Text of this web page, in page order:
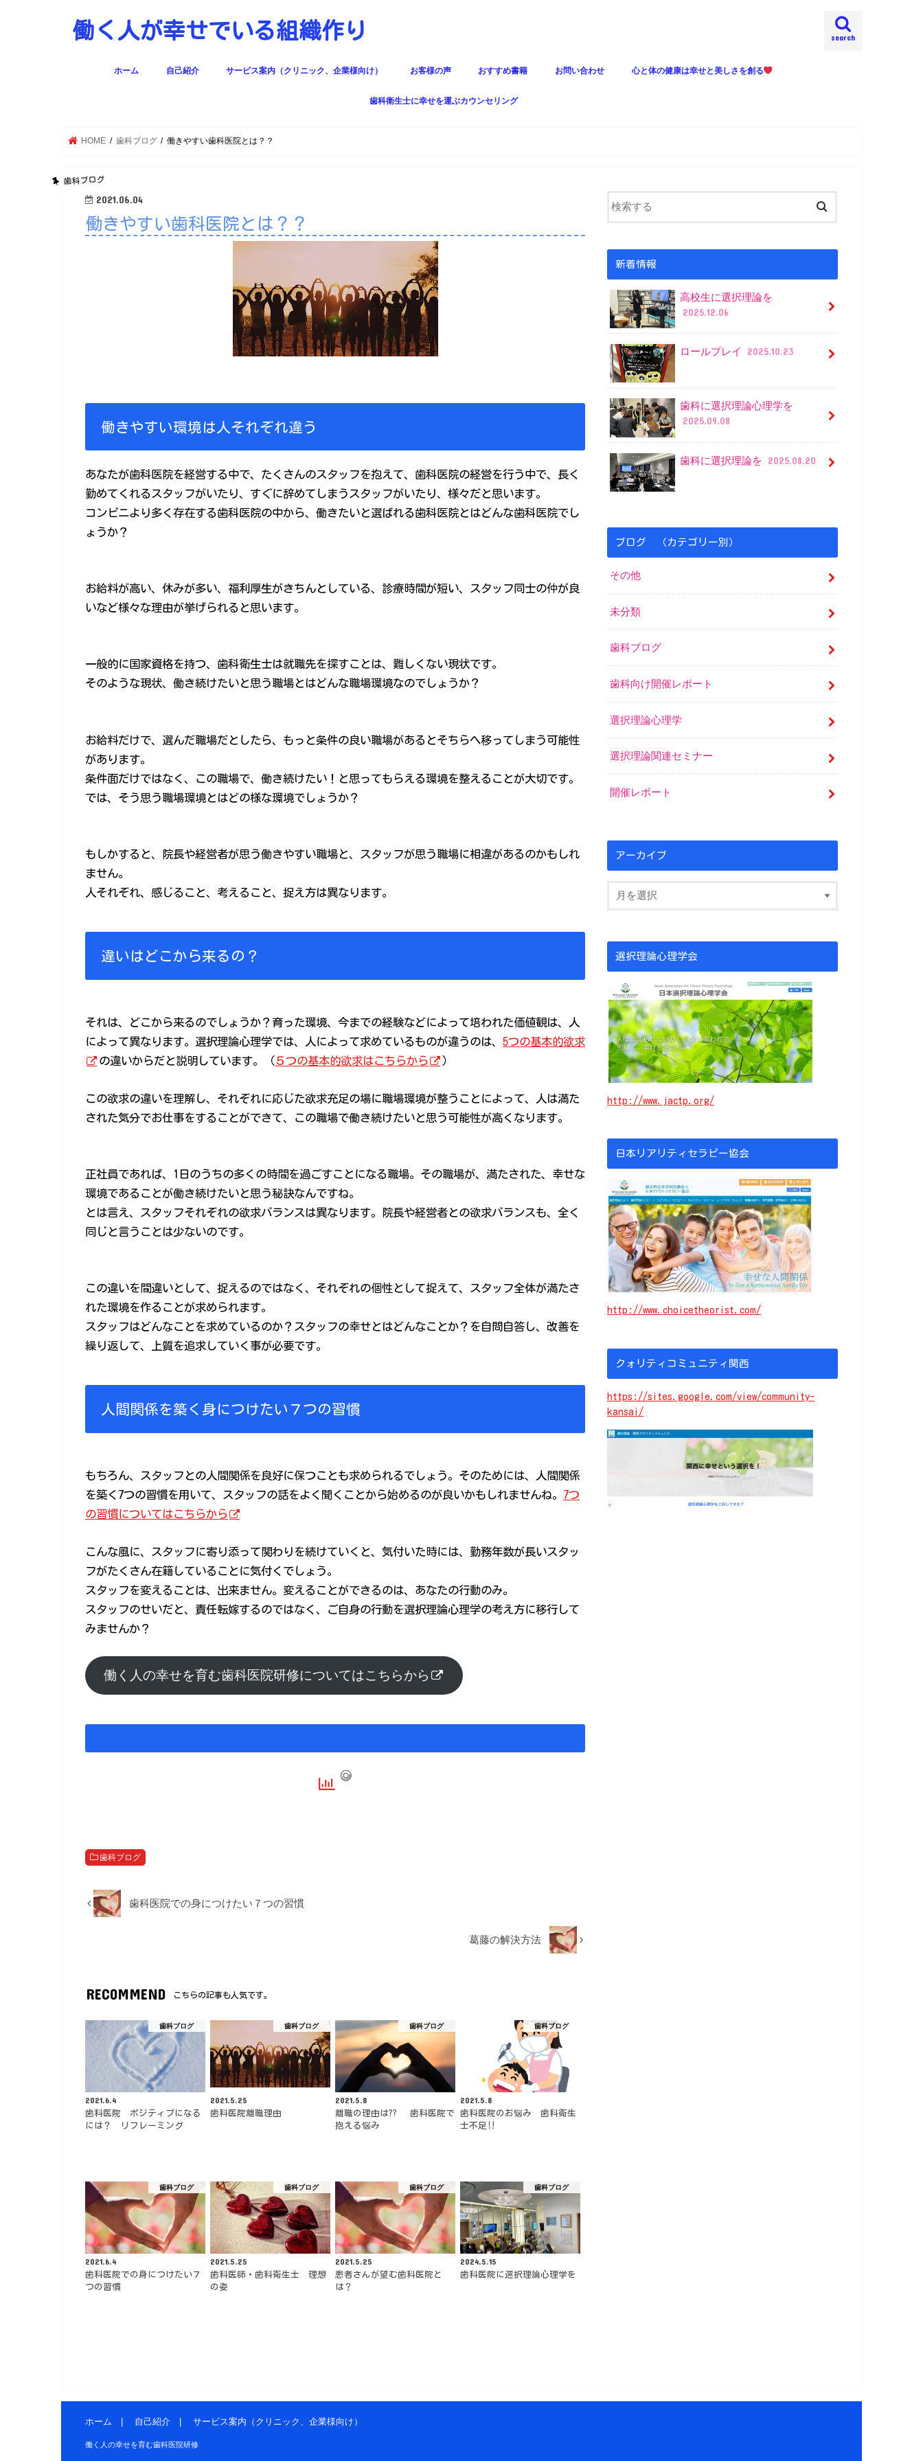
働く人が幸せでいる組織作り search
ホーム 自己紹介 サービス案内（クリニック、企業様向け） お客様の声 おすすめ書籍 お問い合わせ 心と体の健康は幸せと美しさを創る
歯科衛生士に幸せを運ぶカウンセリング
HOME 歯科ブログ 働きやすい歯科医院とは？？
歯科ブログ
2021.06.04
働きやすい歯科医院とは？？
働きやすい環境は人それぞれ違う
あなたが歯科医院を経営する中で、たくさんのスタッフを抱えて、歯科医院の経営を行う中で、長く
勤めてくれるスタッフがいたり、すぐに辞めてしまうスタッフがいたり、様々だと思います。
コンビニより多く存在する歯科医院の中から、働きたいと選ばれる歯科医院とはどんな歯科医院でし
ょうか？
お給料が高い、休みが多い、福利厚生がきちんとしている、診療時間が短い、スタッフ同士の仲が良
いなど様々な理由が挙げられると思います。
一般的に国家資格を持つ、歯科衛生士は就職先を探すことは、難しくない現状です。
そのような現状、働き続けたいと思う職場とはどんな職場環境なのでしょうか？
お給料だけで、選んだ職場だとしたら、もっと条件の良い職場があるとそちらへ移ってしまう可能性
があります。
条件面だけではなく、この職場で、働き続けたい！と思ってもらえる環境を整えることが大切です。
では、そう思う職場環境とはどの様な環境でしょうか？
もしかすると、院長や経営者が思う働きやすい職場と、スタッフが思う職場に相違があるのかもしれ
ません。
人それぞれ、感じること、考えること、捉え方は異なります。
違いはどこから来るの？
それは、どこから来るのでしょうか？育った環境、今までの経験などによって培われた価値観は、人
によって異なります。選択理論心理学では、人によって求めているものが違うのは、 5つの基本的欲求
の違いからだと説明しています。（ ５つの基本的欲求はこちらから ）
この欲求の違いを理解し、それぞれに応じた欲求充足の場に職場環境が整うことによって、人は満た
された気分でお仕事をすることができて、この職場で働き続けたいと思う可能性が高くなります。
正社員であれば、1日のうちの多くの時間を過ごすことになる職場。その職場が、満たされた、幸せな
環境であることが働き続けたいと思う秘訣なんですね。
とは言え、スタッフそれぞれの欲求バランスは異なります。院長や経営者との欲求バランスも、全く
同じと言うことは少ないのです。
この違いを間違いとして、捉えるのではなく、それぞれの個性として捉えて、スタッフ全体が満たさ
れた環境を作ることが求められます。
スタッフはどんなことを求めているのか？スタッフの幸せとはどんなことか？を自問自答し、改善を
繰り返して、上質を追求していく事が必要です。
人間関係を築く身につけたい７つの習慣
もちろん、スタッフとの人間関係を良好に保つことも求められるでしょう。そのためには、人間関係
を築く7つの習慣を用いて、スタッフの話をよく聞くことから始めるのが良いかもしれませんね。 7つ
の習慣についてはこちらから
こんな風に、スタッフに寄り添って関わりを続けていくと、気付いた時には、勤務年数が長いスタッ
フがたくさん在籍していることに気付くでしょう。
スタッフを変えることは、出来ません。変えることができるのは、あなたの行動のみ。
スタッフのせいだと、責任転嫁するのではなく、ご自身の行動を選択理論心理学の考え方に移行して
みませんか？
働く人の幸せを育む歯科医院研修についてはこちらから
歯科ブログ
歯科医院での身につけたい７つの習慣
葛藤の解決方法
RECOMMEND こちらの記事も人気です。
歯科ブログ
2021.6.4
歯科医院 ポジティブになる
には？ リフレーミング
歯科ブログ
2021.5.25
歯科医院離職理由
歯科ブログ
2021.5.8
離職の理由は?? 歯科医院で
抱える悩み
歯科ブログ
2021.5.8
歯科医院のお悩み 歯科衛生
士不足‼︎
歯科ブログ
2021.6.4
歯科医院での身につけたい７
つの習慣
歯科ブログ
2021.5.25
歯科医師・歯科衛生士 理想
の姿
歯科ブログ
2021.5.25
患者さんが望む歯科医院と
は？
歯科ブログ
2024.5.15
歯科医院に選択理論心理学を
新着情報
高校生に選択理論を
2025.12.06
ロールプレイ 2025.10.23
歯科に選択理論心理学を
2025.09.08
歯科に選択理論を 2025.08.20
ブログ （カテゴリー別）
その他
未分類
歯科ブログ
歯科向け開催レポート
選択理論心理学
選択理論関連セミナー
開催レポート
アーカイブ
選択理論心理学会
http://www.jactp.org/
日本リアリティセラピー協会
http://www.choicetheorist.com/
クォリティコミュニティ関西
https://sites.google.com/view/community-
kansai/
ホーム 自己紹介 サービス案内（クリニック、企業様向け）
働く人の幸せを育む歯科医院研修